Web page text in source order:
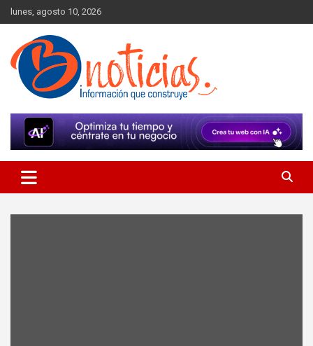
Skip
to
content
lunes, agosto 10, 2026
BNoticias